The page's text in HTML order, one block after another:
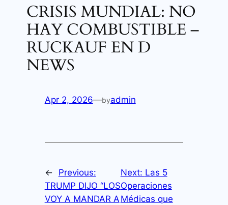
CRISIS MUNDIAL: NO
HAY COMBUSTIBLE –
RUCKAUF EN D
NEWS
Apr 2, 2026—byadmin
←
Previous:
TRUMP DIJO “LOS
VOY A MANDAR A
Next: Las 5
Operaciones
Médicas que